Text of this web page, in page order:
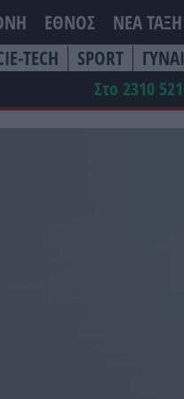
ΕΘΝΟΣ ΝΕΑ ΤΆΞΗ
TECH SPORT
Στο 2310